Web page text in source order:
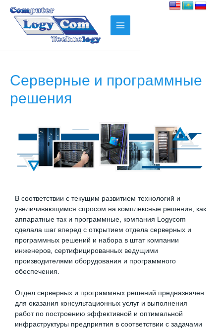
Серверные и программные
решения
В соответствии с текущим развитием технологий и
увеличивающимся спросом на комплексные решения, как
аппаратные так и программные, компания Logycom
сделала шаг вперед с открытием отдела серверных и
программных решений и набора в штат компании
инженеров, сертифицированных ведущими
производителями оборудования и программного
обеспечения.
Отдел серверных и программных решений предназначен
для оказания консультационных услуг и выполнения
работ по построению эффективной и оптимальной
инфраструктуры предприятия в соответствии с задачами